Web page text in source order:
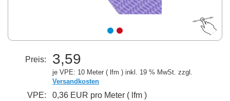
Preis: 3,59
je VPE: 10 Meter ( lfm ) inkl. 19 % MwSt. zzgl.
Versandkosten
VPE:
0,36 EUR pro Meter ( lfm )